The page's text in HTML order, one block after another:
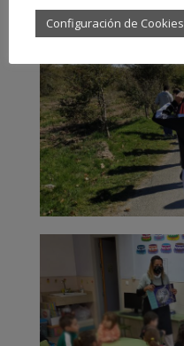
Configuración de Cookies